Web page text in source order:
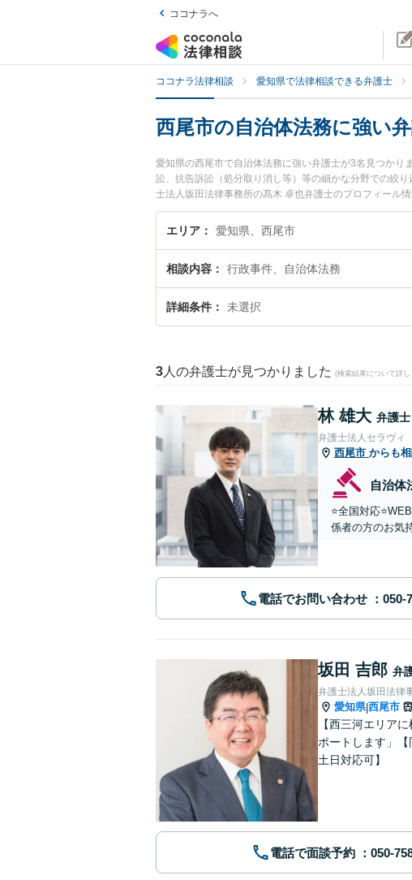
ココナラへ
ココナラ法律相談 愛知県で法律相談できる弁護士
西尾市の自治体法務に強い
愛知県の西尾市で自治体法務に強い弁護士が3名見つかり
訟、抗告訴訟（処分取り消し等）等の細かな分野での絞
士法人坂田法律事務所の髙木 卓也弁護士のプロフィール
護士に相談したい』『自治体法務のトラブル解決の実績
どでお困りの相談者さんにおすすめです。
エリア 愛知県、西尾市
相談内容 行政事件、自治体法務
詳細条件 未選択
3 人の弁護士が見つかりました (検索結果について詳し
林 雄大 弁護士
弁護士法人セラヴィ
西尾市 からも
自治体
⭐️全国対応
係者の方のお気
電話でお問い合わせ
坂田 吉郎 弁
弁護士法人坂田法律
愛知県|西尾市
【西三河エリア
ポートします」
土日対応可】
電話で面談予約